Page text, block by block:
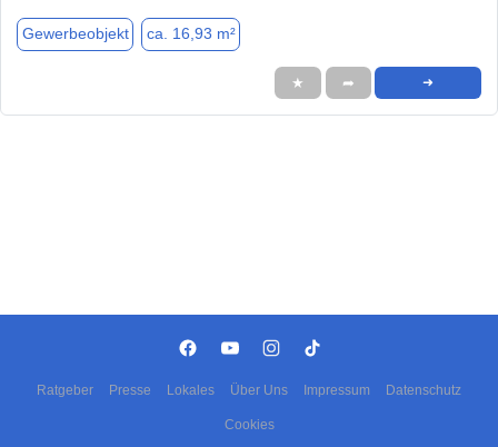
Gewerbeobjekt ca. 16,93 m²
★ ➦ ➜
Ratgeber Presse Lokales Über Uns Impressum Datenschutz
Cookies